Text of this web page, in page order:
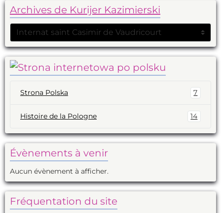
Archives de Kurijer Kazimierski
Strona Polska 7
Histoire de la Pologne 14
Évènements à venir
Aucun évènement à afficher.
Fréquentation du site